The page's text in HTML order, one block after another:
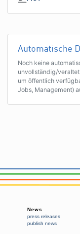
Automatische
Noch keine
unvollständig/
um öffentlich
Jobs, Management)
News
press releases
publish news